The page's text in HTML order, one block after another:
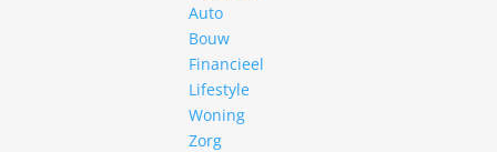
Auto
Bouw
Financieel
Lifestyle
Woning
Zorg